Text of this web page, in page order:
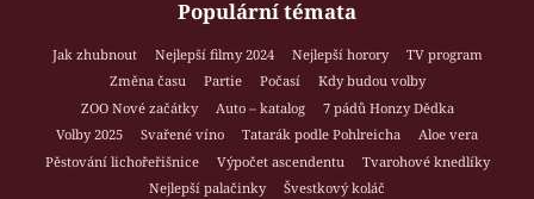
Populární témata
Jak zhubnout Nejlepší filmy 2024 Nejlepší horory
TV program
Změna času
Partie Počasí
Kdy budou volby
ZOO Nové začátky
Auto – katalog
7 pádů Honzy Dědka
Volby 2025
Svařené víno Tatarák podle Pohlreicha
Aloe vera
Pěstování lichořeřišnice
Výpočet ascendentu
Tvarohové knedlíky
Nejlepší palačinky
Švestkový koláč